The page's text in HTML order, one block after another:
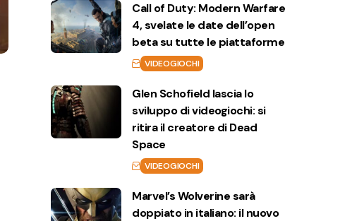
Call of Duty: Modern Warfare
4, svelate le date dell’open
beta su tutte le piattaforme
VIDEOGIOCHI
Glen Schofield lascia lo
sviluppo di videogiochi: si
ritira il creatore di Dead
Space
VIDEOGIOCHI
Marvel’s Wolverine sarà
doppiato in italiano: il nuovo